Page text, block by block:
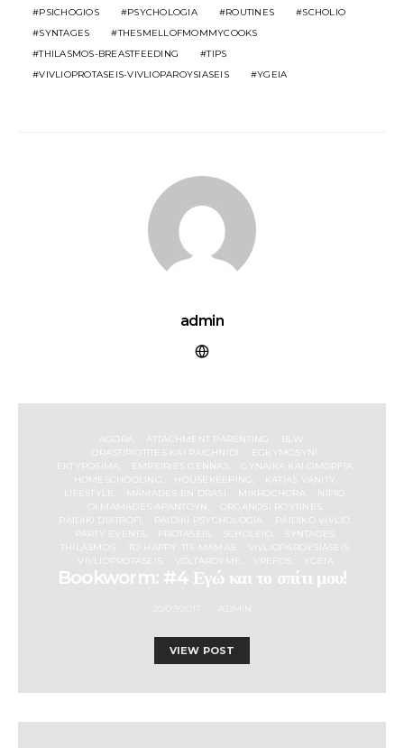
PSICHOGIOS
PSYCHOLOGIA ROUTINES
SCHOLIO
SYNTAGES
THESMELLOFMOMMYCOOKS
THILASMOS-BREASTFEEDING
TIPS
VIVLIOPROTASEIS-VIVLIOPAROYSIASEIS
YGEIA
admin
AGORA ATTACHMENT PARENTING
BLW
DRASTIRIOTITES KAI PAICHNIDI
EGKYMOSYNI
EKTYPOSIMA
EMPEIRIES GENNAS
GYNAIKA KAI OMORFIA
HOMESCHOOLING
HOUSEKEEPING
KATIAS VANITY
LIFESTYLE
MAMADES EN DRASI MIKROCHORA
NIPIO
OI MAMADES APANTOYN
ORGANOSI ROYTINES
PAIDIKI DIATROFI
PAIDIKI PSYCHOLOGIA
PAIDIKO VIVLIO
PARTY EVENTS
PROTASEIS
SYNTAGES
THILASMOS
TO-HAPPY-TIS-MAMAS
VIVLIOPAROYSIASEIS
VIVLIOPROTASEIS
VOLTAROYME VREFOS YGEIA
Bookworm: #4 Εγώ και το σπίτι μου!
VIEW POST